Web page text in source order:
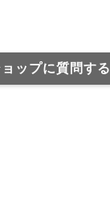
ョップに質問する